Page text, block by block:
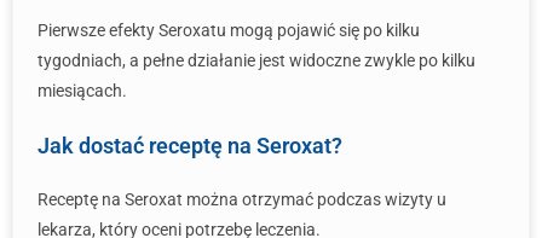
Pierwsze efekty Seroxatu mogą pojawić się po kilku
tygodniach, a pełne działanie jest widoczne zwykle po kilku
miesiącach.
Jak dostać receptę na Seroxat?
Receptę na Seroxat można otrzymać podczas wizyty u
lekarza, który oceni potrzebę leczenia.